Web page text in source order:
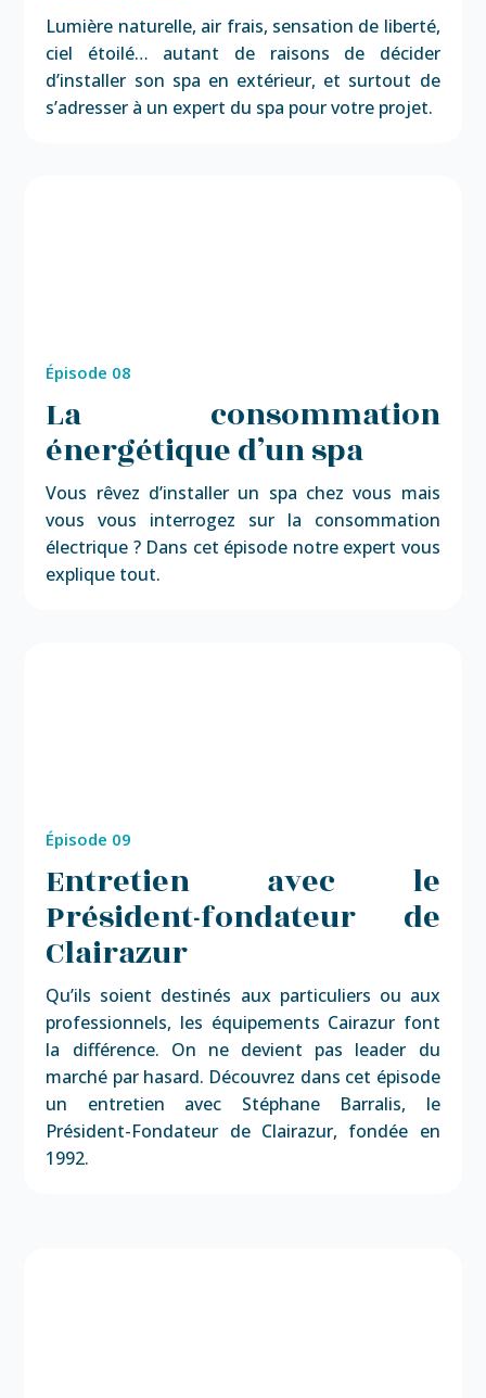
Lumière naturelle, air frais, sensation de liberté,
ciel étoilé… autant de raisons de décider
d’installer son spa en extérieur, et surtout de
s’adresser à un expert du spa pour votre projet.
Épisode 08
La consommation
énergétique d’un spa
Vous rêvez d’installer un spa chez vous mais
vous vous interrogez sur la consommation
électrique ? Dans cet épisode notre expert vous
explique tout.
Épisode 09
Entretien avec le
Président-fondateur de
Clairazur
Qu’ils soient destinés aux particuliers ou aux
professionnels, les équipements Cairazur font
la différence. On ne devient pas leader du
marché par hasard. Découvrez dans cet épisode
un entretien avec Stéphane Barralis, le
Président-Fondateur de Clairazur, fondée en
1992.